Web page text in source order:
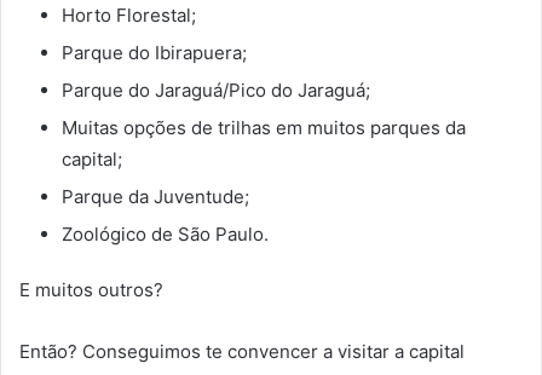
Horto Florestal;
Parque do Ibirapuera;
Parque do Jaraguá/Pico do Jaraguá;
Muitas opções de trilhas em muitos parques da
capital;
Parque da Juventude;
Zoológico de São Paulo.
E muitos outros?
Então? Conseguimos te convencer a visitar a capital